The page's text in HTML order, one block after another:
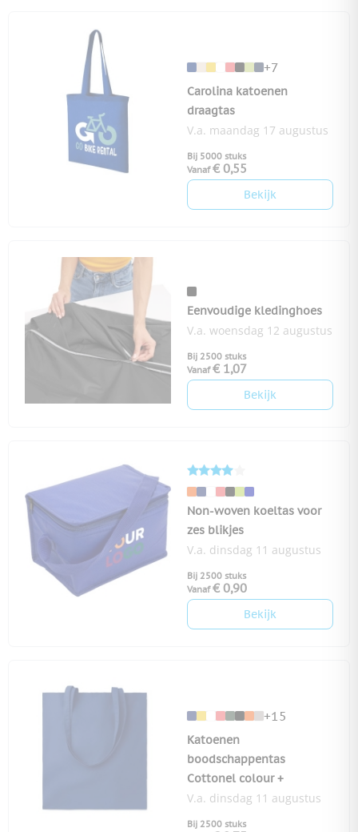
+7
Carolina katoenen
draagtas
V.a. maandag 17 augustus
Bij 5000 stuks
Vanaf € 0,55
Bekijk
Eenvoudige kledinghoes
V.a. woensdag 12 augustus
Bij 2500 stuks
Vanaf € 1,07
Bekijk
Non-woven koeltas voor
zes blikjes
V.a. dinsdag 11 augustus
Bij 2500 stuks
Vanaf € 0,90
Bekijk
+15
Katoenen
boodschappentas
Cottonel colour +
V.a. dinsdag 11 augustus
Bij 2500 stuks